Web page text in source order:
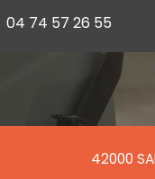
04 74 57 26 55
42000